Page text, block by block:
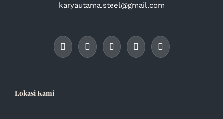
karyautama.steel@gmail.com
Lokasi Kami